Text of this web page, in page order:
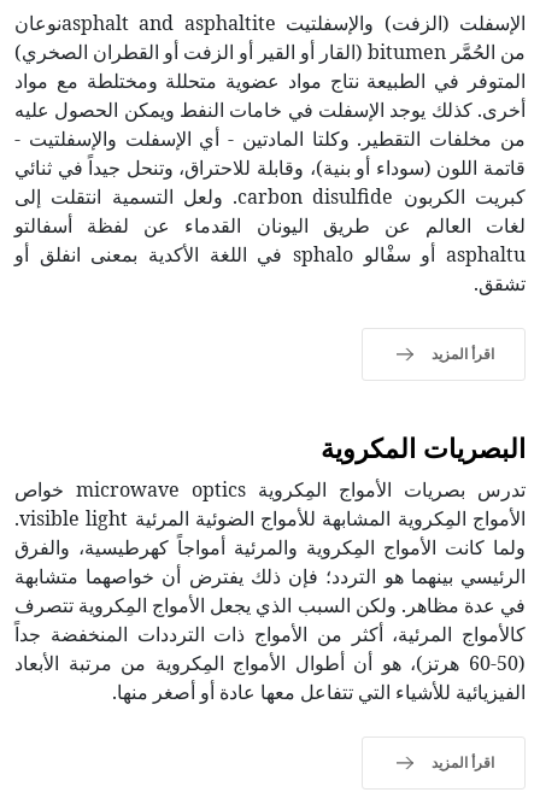
الإسفلت (الزفت) والإسفلتيت asphalt and asphaltiteنوعان
من الحُمَّر bitumen (القار أو القير أو الزفت أو القطران الصخري)
المتوفر في الطبيعة نتاج مواد عضوية متحللة ومختلطة مع مواد
أخرى. كذلك يوجد الإسفلت في خامات النفط ويمكن الحصول عليه
من مخلفات التقطير. وكلتا المادتين - أي الإسفلت والإسفلتيت -
قاتمة اللون (سوداء أو بنية)، وقابلة للاحتراق، وتنحل جيداً في ثنائي
كبريت الكربون carbon disulfide. ولعل التسمية انتقلت إلى
لغات العالم عن طريق اليونان القدماء عن لفظة أسفالتو
asphaltu أو سفْالو sphalo في اللغة الأكدية بمعنى انفلق أو
تشقق.
اقرأ المزيد
البصريات المكروية
تدرس بصريات الأمواج المِكروية microwave optics خواص
الأمواج المِكروية المشابهة للأمواج الضوئية المرئية visible light.
ولما كانت الأمواج المِكروية والمرئية أمواجاً كهرطيسية، والفرق
الرئيسي بينهما هو التردد؛ فإن ذلك يفترض أن خواصهما متشابهة
في عدة مظاهر. ولكن السبب الذي يجعل الأمواج المِكروية تتصرف
كالأمواج المرئية، أكثر من الأمواج ذات الترددات المنخفضة جداً
(50-60 هرتز)، هو أن أطوال الأمواج المِكروية من مرتبة الأبعاد
الفيزيائية للأشياء التي تتفاعل معها عادة أو أصغر منها.
اقرأ المزيد